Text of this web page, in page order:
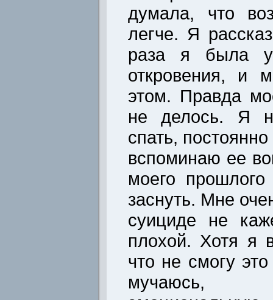
думала, что
легче. Я
раза я была у
откровения, и
этом. Правда
не делось. Я
спать,
вспоминаю ее
моего
заснуть. Мне
суициде не
плохой. Хотя я
что не смогу
мучаюсь,